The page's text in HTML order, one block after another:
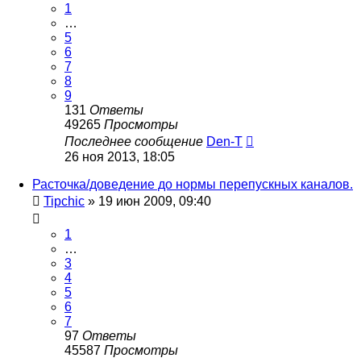
1
…
5
6
7
8
9
131 Ответы
49265 Просмотры
Последнее сообщение Den-T
26 ноя 2013, 18:05
Расточка/доведение до нормы перепускных каналов.
Tipchic » 19 июн 2009, 09:40
1
…
3
4
5
6
7
97 Ответы
45587 Просмотры